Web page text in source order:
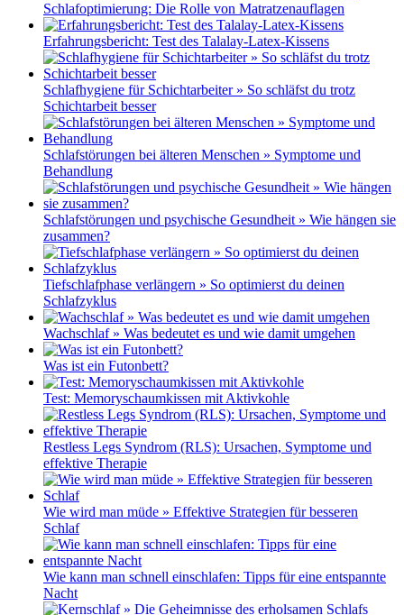
Schlafoptimierung: Die Rolle von Matratzenauflagen
Erfahrungsbericht: Test des Talalay-Latex-Kissens
Schlafhygiene für Schichtarbeiter » So schläfst du trotz
Schichtarbeit besser
Schlafstörungen bei älteren Menschen » Symptome und
Behandlung
Schlafstörungen und psychische Gesundheit » Wie hängen sie
zusammen?
Tiefschlafphase verlängern » So optimierst du deinen
Schlafzyklus
Wachschlaf » Was bedeutet es und wie damit umgehen
Was ist ein Futonbett?
Test: Memoryschaumkissen mit Aktivkohle
Restless Legs Syndrom (RLS): Ursachen, Symptome und
effektive Therapie
Wie wird man müde » Effektive Strategien für besseren
Schlaf
Wie kann man schnell einschlafen: Tipps für eine entspannte
Nacht